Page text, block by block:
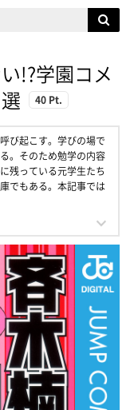
!?学園コメ
40 Pt.
び起こす。学びの場で
。そのため勉学の内容
残っている元学生たち
でもある。本記事では